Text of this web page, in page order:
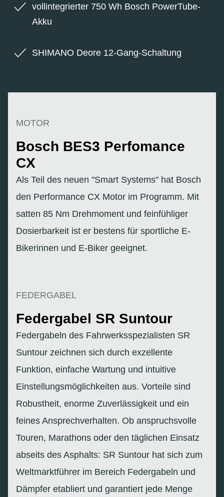
vollintegrierter 750 Wh Bosch PowerTube-
Akku
SHIMANO Deore 12-Gang-Schaltung
MOTOR
Bosch BES3 Perfomance
CX
Als Teil des neuen "Smart Systems" hat Bosch
den Performance CX Motor im Programm. Mit
satten 85 Nm Drehmoment und feinfühliger
Dosierbarkeit ist er bestens für sportliche E-
Bikerinnen und E-Biker geeignet.
FEDERGABEL
Federgabel SR Suntour
Federgabeln des Fahrwerksspezialisten SR
Suntour zeichnen sich durch exzellente
Funktion, einfache Wartung und intuitive
Einstellungsmöglichkeiten aus. Vorteile sind
Robustheit, enorme Zuverlässigkeit und ein
feines Ansprechverhalten. Ob anspruchsvolle
Touren, Marathons oder den täglichen Einsatz
abseits des Asphalts: SR Suntour hat sich zum
Weltmarktführer im Bereich Federgabeln und
Dämpfer etabliert und garantiert jede Menge